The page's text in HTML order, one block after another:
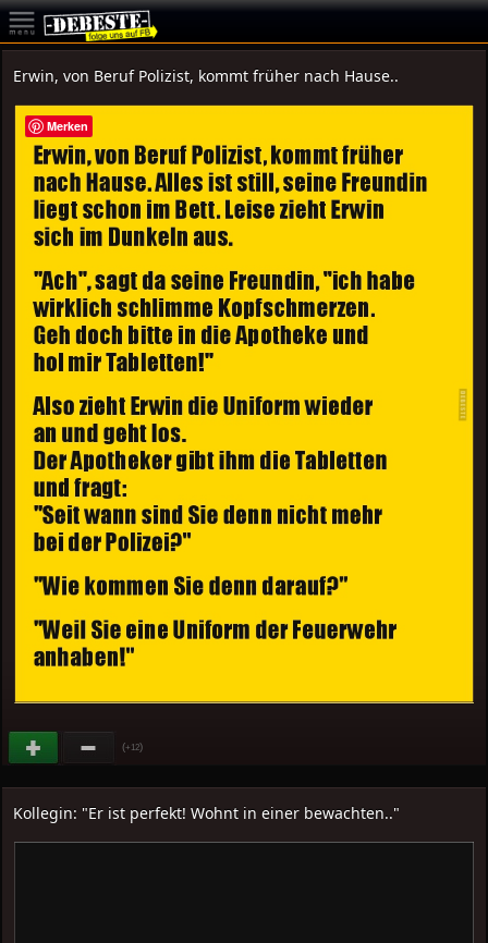
Erwin, von Beruf Polizist, kommt früher nach Hause..
(+12)
Kollegin: "Er ist perfekt! Wohnt in einer bewachten.."
Merken